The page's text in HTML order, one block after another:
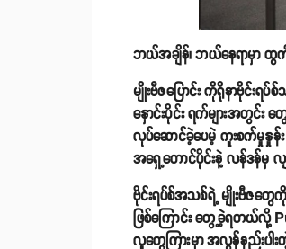
ဘယ်အချိန်၊ ဘယ်နေရာမှာ ထွ
မျိုးဗီဇပြောင်း ကိုရိုနာဗိုင်း
နှောင်းပိုင်း ရက်များအတွင်
လုပ်ဆောင်ခဲ့ပေမဲ့ ကူးစက်မှုနှုန်း
အရှေ့တောင်ပိုင်းနဲ့ လန်ဒန်မှ
ဗိုင်းရပ်စ်အသစ်ရဲ့ မျိုးဗီဇတွေ
ဖြစ်ကြောင်း တွေ့ခဲ့ရတယ်လို့
လူတွေကြားမှာ အလွန်နည်းပ